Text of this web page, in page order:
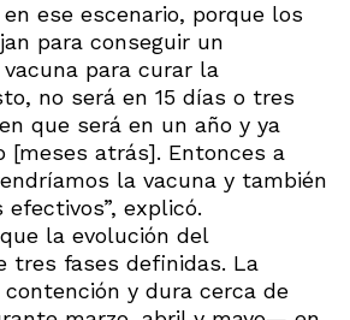
ese escenario, porque los
para conseguir un
para curar la
no será en 15 días o tres
que será en un año y ya
[meses atrás]. Entonces a
la vacuna y también
explicó.
la evolución del
tres fases definidas. La
y dura cerca de